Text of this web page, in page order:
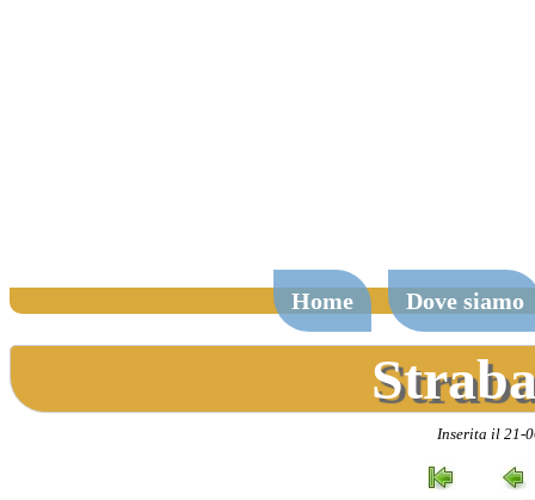
Home Dove siamo
Inserita il 21-